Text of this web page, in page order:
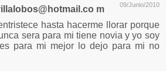
09/Junio/2010
m
hasta hacerme llorar porque
sera para mi tiene novia y yo soy
para mi mejor lo dejo para mi no